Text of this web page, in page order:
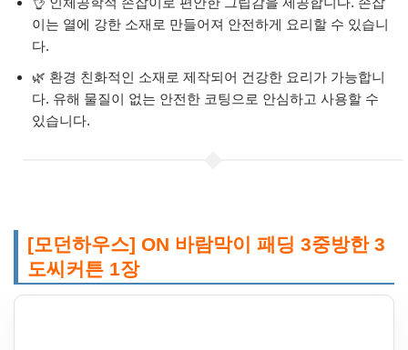
이는 열에 강한 소재로 만들어져 안전하게 요리할 수 있습니
다.
🌿 환경 친화적인 소재로 제작되어 건강한 요리가 가능합니
다. 유해 물질이 없는 안전한 코팅으로 안심하고 사용할 수
있습니다.
[모던하우스] ON 바람막이 패딩 3중방한 3
도씨커튼 1장